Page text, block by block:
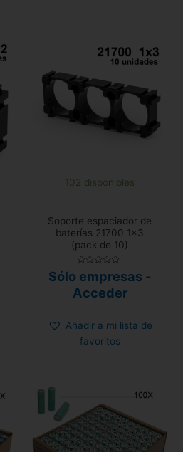
102 disponibles
Soporte espaciador de
baterías 21700 1×3
(pack de 10)
con
0
de
Sólo empresas -
Acceder
Añadir a mi lista de
favoritos